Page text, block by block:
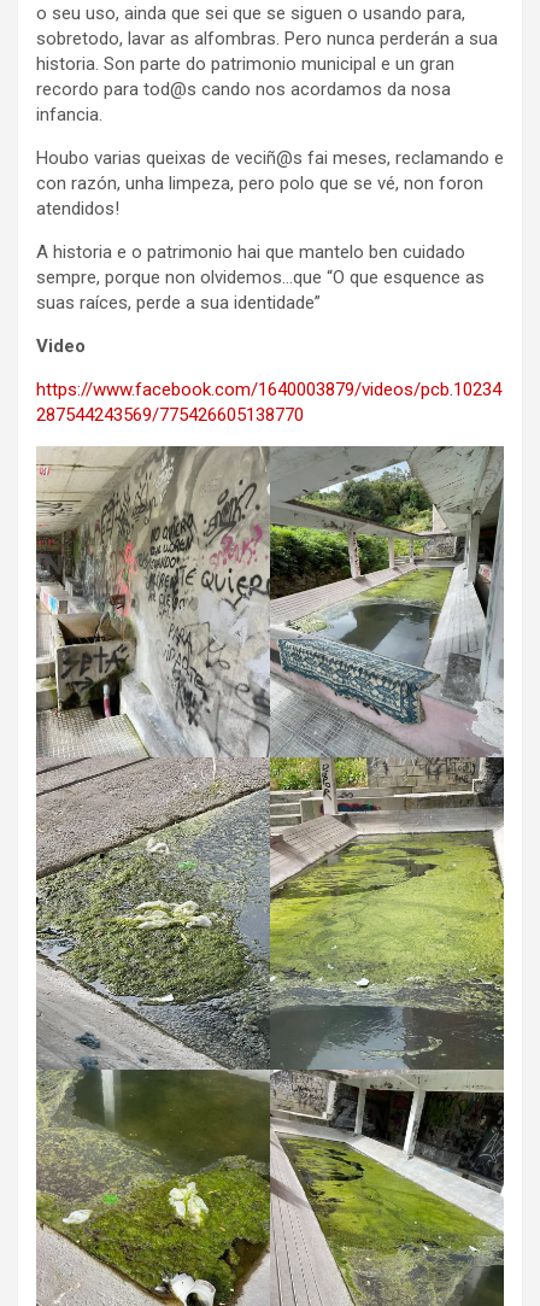
o seu uso, ainda que sei que se siguen o usando para,
sobretodo, lavar as alfombras. Pero nunca perderán a sua
historia. Son parte do patrimonio municipal e un gran
recordo para tod@s cando nos acordamos da nosa
infancia.
Houbo varias queixas de veciñ@s fai meses, reclamando e
con razón, unha limpeza, pero polo que se vé, non foron
atendidos!
A historia e o patrimonio hai que mantelo ben cuidado
sempre, porque non olvidemos…que “O que esquence as
suas raíces, perde a sua identidade”
Video
https://www.facebook.com/1640003879/videos/pcb.10234
287544243569/775426605138770